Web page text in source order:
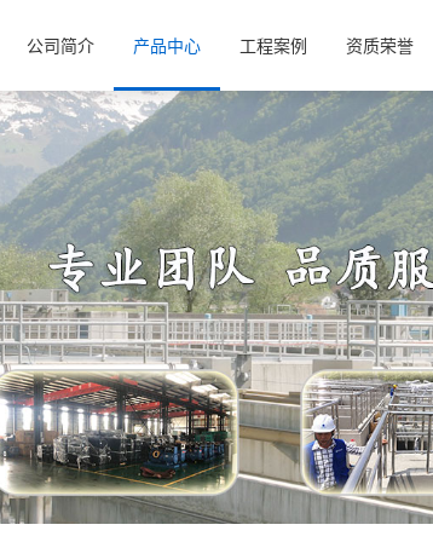
公司简介 产品中心 工程案例 资质荣誉